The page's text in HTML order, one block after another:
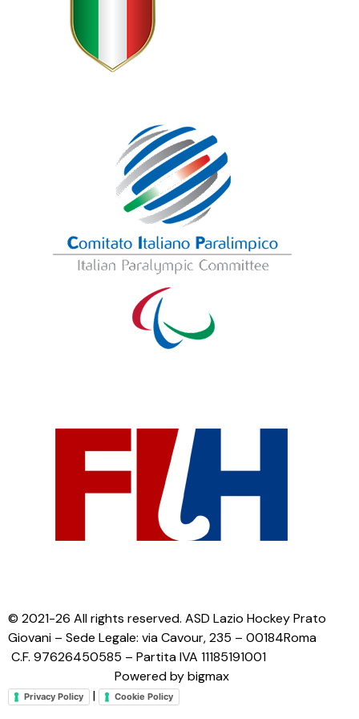
© 2021-26 All rights reserved. ASD Lazio Hockey Prato
Giovani – Sede Legale: via Cavour, 235 – 00184Roma
C.F. 97626450585 – Partita IVA 11185191001
Powered by bigmax
Privacy Policy | Cookie Policy